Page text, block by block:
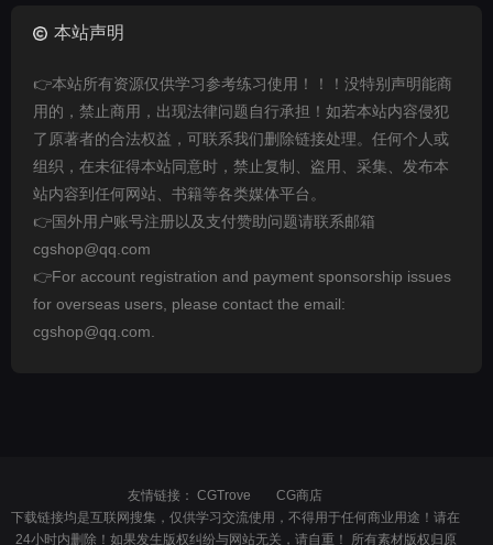
本站声明
👉本站所有资源仅供学习参考练习使用！！！没特别声明能商
用的，禁止商用，出现法律问题自行承担！如若本站内容侵犯
了原著者的合法权益，可联系我们删除链接处理。任何个人或
组织，在未征得本站同意时，禁止复制、盗用、采集、发布本
站内容到任何网站、书籍等各类媒体平台。
👉国外用户账号注册以及支付赞助问题请联系邮箱
cgshop@qq.com
👉For account registration and payment sponsorship issues
for overseas users, please contact the email:
cgshop@qq.com.
友情链接： CGTrove
CG商店
下载链接均是互联网搜集，仅供学习交流使用，不得用于任何商业用途！请在
24小时内删除！如果发生版权纠纷与网站无关，请自重！ 所有素材版权归原